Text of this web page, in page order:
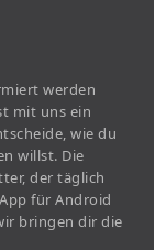
werden
mit uns ein
wie du
willst. Die
der täglich
für Android
bringen dir die